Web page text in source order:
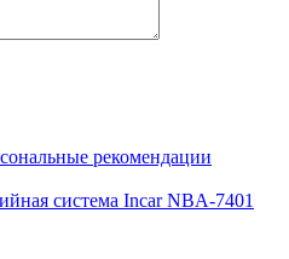
рекомендации